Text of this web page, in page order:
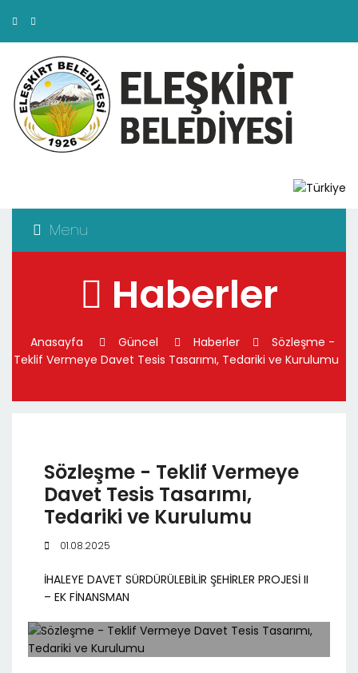
Menu
Haberler
Anasayfa Güncel Haberler
Sözleşme -
Teklif Vermeye Davet Tesis Tasarımı, Tedariki ve Kurulumu
Sözleşme - Teklif Vermeye
Davet Tesis Tasarımı,
Tedariki ve Kurulumu
01.08.2025
İHALEYE DAVET SÜRDÜRÜLEBİLİR ŞEHİRLER PROJESİ II
– EK FİNANSMAN